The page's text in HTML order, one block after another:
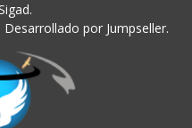
Desarrollado por Jumpseller.